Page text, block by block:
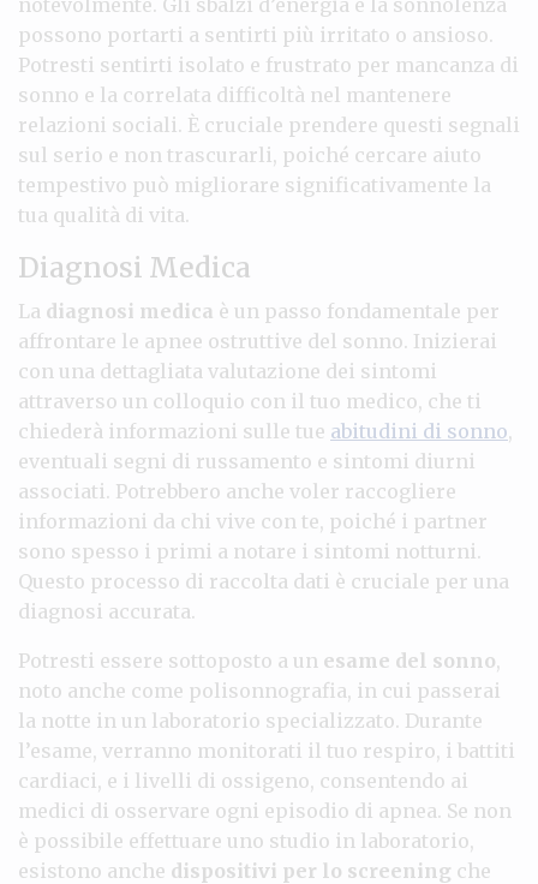
possono portarti a sentirti più irritato o ansioso.
Potresti sentirti isolato e frustrato per mancanza di
sonno e la correlata difficoltà nel mantenere
relazioni sociali. È cruciale prendere questi segnali
sul serio e non trascurarli, poiché cercare aiuto
tempestivo può migliorare significativamente la
tua qualità di vita.
Diagnosi Medica
La diagnosi medica è un passo fondamentale per
affrontare le apnee ostruttive del sonno. Inizierai
con una dettagliata valutazione dei sintomi
attraverso un colloquio con il tuo medico, che ti
chiederà informazioni sulle tue abitudini di sonno,
eventuali segni di russamento e sintomi diurni
associati. Potrebbero anche voler raccogliere
informazioni da chi vive con te, poiché i partner
sono spesso i primi a notare i sintomi notturni.
Questo processo di raccolta dati è cruciale per una
diagnosi accurata.
Potresti essere sottoposto a un esame del sonno,
noto anche come polisonnografia, in cui passerai
la notte in un laboratorio specializzato. Durante
l’esame, verranno monitorati il tuo respiro, i battiti
cardiaci, e i livelli di ossigeno, consentendo ai
medici di osservare ogni episodio di apnea. Se non
è possibile effettuare uno studio in laboratorio,
esistono anche dispositivi per lo screening che